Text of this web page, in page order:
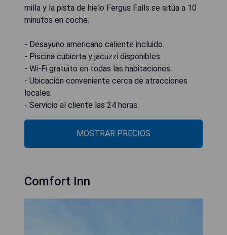
milla y la pista de hielo Fergus Falls se sitúa a 10
minutos en coche.
- Desayuno americano caliente incluido.
- Piscina cubierta y jacuzzi disponibles.
- Wi-Fi gratuito en todas las habitaciones.
- Ubicación conveniente cerca de atracciones
locales.
- Servicio al cliente las 24 horas.
MOSTRAR PRECIOS
Comfort Inn